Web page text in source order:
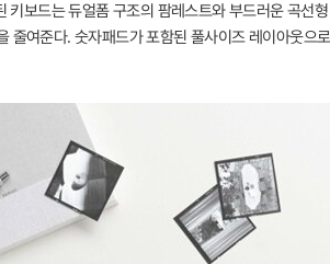
보드는 듀얼폼 구조의 팜레스트와 부드러운 곡선
줄여준다. 숫자패드가 포함된 풀사이즈 레이아웃으